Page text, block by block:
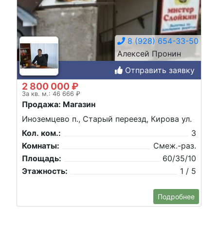
8 (928) 654-33-50
Алексей Пронин
Отправить заявку
2 800 000 ₽
За кв. м.: 46 666 ₽
Продажа: Магазин
Иноземцево п., Старый переезд, Кирова ул.
Кол. ком.:
3
Комнаты:
Смеж.-раз.
Площадь:
60/35/10
Этажность:
1 / 5
Подробнее